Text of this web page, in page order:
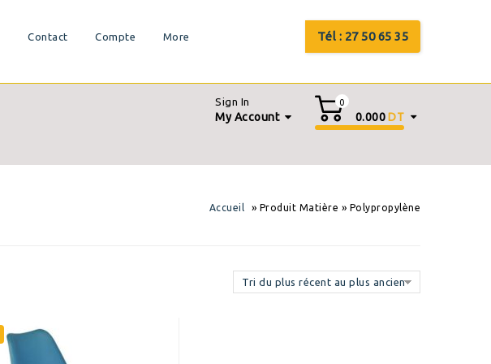
Contact Compte More Tél : 27 50 65 35
Sign In
My Account
0
0.000DT
Accueil » Produit Matière » Polypropylène
Tri du plus récent au plus ancien